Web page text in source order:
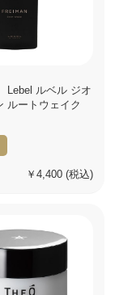
Lebel ルベル ジオ
ルートウェイク
￥4,400 (税込)